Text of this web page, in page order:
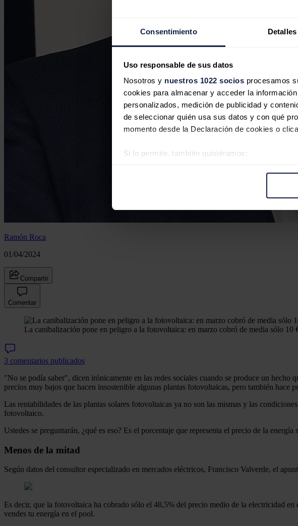
Consentimiento Detalles
Uso responsable de sus datos
Nosotros y nuestros 1022 socios procesamos
cookies para almacenar y acceder la
personalizados, medición de publicidad y
de seleccionar quién usa sus datos y con qué
momento desde la Declaración de cookies o
Si lo permite, también quisiéramos:
Ramón Roca
01/04/2024
Compartir
Comentar
La canibalización pone en peligro a la fotovoltaica: en marzo cobró de media sólo 10
3 comentarios publicados
"No se podía saber", dicen irónicamente en las redes sociales cuando se produce un
precios muy bajos que hacen insostenible algunas plantas fotovoltaicas, pero también hace
Las rentabilidades de las plantas solares fotovoltaicas ya no son las mismas y las
fotovoltaico.
Ustedes se preguntarán, ¿qué es eso? Es el porcentaje que representa el precio de la
Menos de la mitad
Según datos del consultor especializado en mercados eléctricos, Francisco Valverde, el
Es decir, que la fotovoltaica ha cobrado sólo el 48,5% del precio medio de la electricidad
vendes tu energía en el pool.